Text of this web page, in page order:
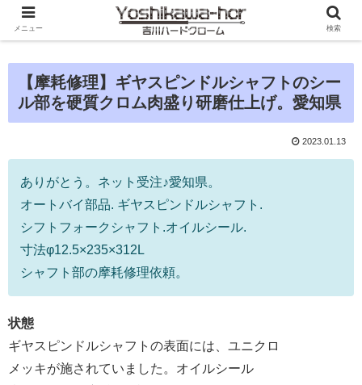
【摩耗修理】ギヤスピンドルシャフトのシー
ル部を硬質クロム肉盛り研磨仕上げ。愛知県
2023.01.13
ありがとう。ネット受注♪愛知県。
オートバイ部品. ギヤスピンドルシャフト.
シフトフォークシャフト.オイルシール.
寸法φ12.5×235×312L
シャフト部の摩耗修理依頼。
状態
ギヤスピンドルシャフトの表面には、ユニクロ
メッキが施されていました。オイルシール
メニュー 検索